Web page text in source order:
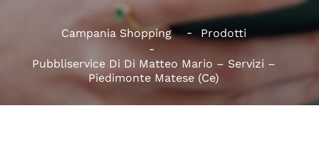
Campania Shopping Prodotti
Pubbliservice Di Di Matteo Mario – Servizi –
Piedimonte Matese (Ce)